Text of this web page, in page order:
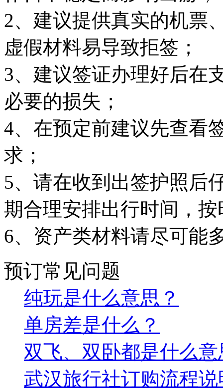
2、建议提供真实的机票
虚假材料易导致拒签；
3、建议签证办理好后在
必要的损失；
4、在预定前建议先查看
求；
5、请在收到出签护照后
期合理安排出行时间，
6、资产类材料请尽可能
预订常见问题
纯玩是什么意思？
单房差是什么？
双飞、双卧都是什么意
武汉旅行社订购流程说